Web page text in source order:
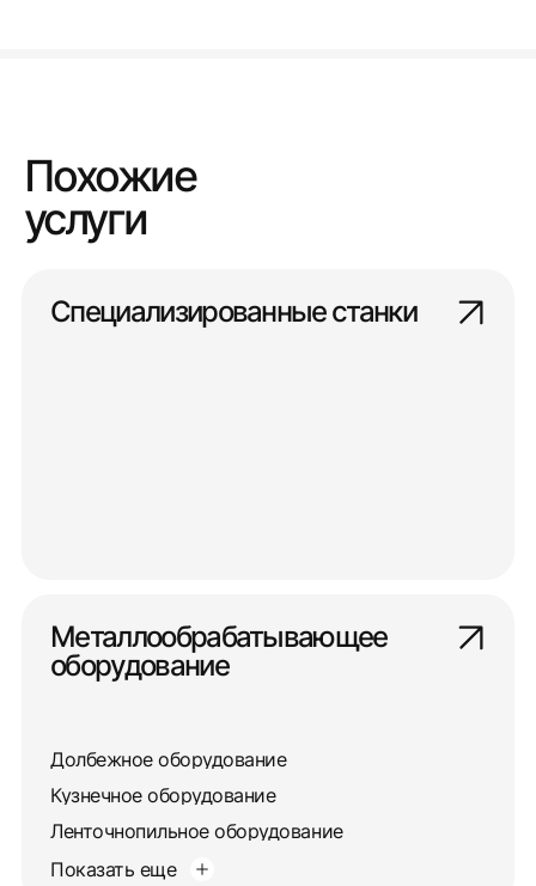
Похожие
услуги
Специализированные станки
Металлообрабатывающее
оборудование
Долбежное оборудование
Кузнечное оборудование
Ленточнопильное оборудование
Показать еще